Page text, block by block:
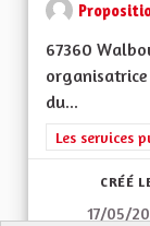
67360
organisatrice
du...
Filtrer les
Les services
CRÉÉ
17/05/